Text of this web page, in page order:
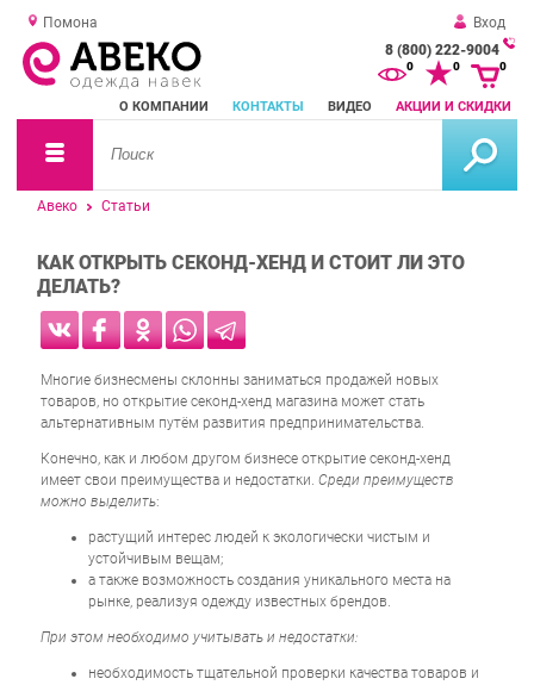
Помона
Вход
8 (800) 222-9004
О КОМПАНИИ КОНТАКТЫ ВИДЕО АКЦИИ И СКИДКИ
0 0 0
Авеко Статьи
КАК ОТКРЫТЬ СЕКОНД-ХЕНД И СТОИТ ЛИ ЭТО
ДЕЛАТЬ?
Многие бизнесмены склонны заниматься продажей новых
товаров, но открытие секонд-хенд магазина может стать
альтернативным путём развития предпринимательства.
Конечно, как и любом другом бизнесе открытие секонд-хенд
имеет свои преимущества и недостатки. Среди преимуществ
можно выделить:
растущий интерес людей к экологически чистым и
устойчивым вещам;
а также возможность создания уникального места на
рынке, реализуя одежду известных брендов.
При этом необходимо учитывать и недостатки:
необходимость тщательной проверки качества товаров и